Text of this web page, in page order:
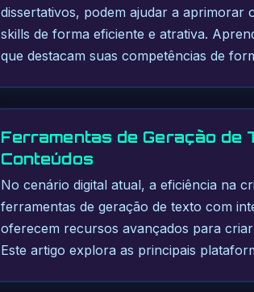
dissertativos, podem ajudar a
skills de forma eficiente e atrativa.
que destacam suas competências de
Ferramentas de Geração de
Conteúdos
No cenário digital atual, a eficiência na
ferramentas de geração de texto com
oferecem recursos avançados para
Este artigo explora as principais